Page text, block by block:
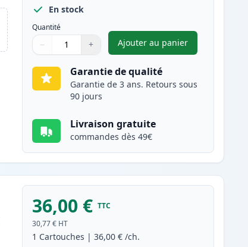
En stock
Quantité
Quantité
Utilisez les boutons pour ajuster
− +
Quantité
Ajouter au panier
,Brother TN2410 toner
Garantie de qualité
Garantie de 3 ans. Retours sous
90 jours
Livraison gratuite
commandes dès 49€
36,00 € TTC
30,77 € HT
1 Cartouches |36,00 € /ch.